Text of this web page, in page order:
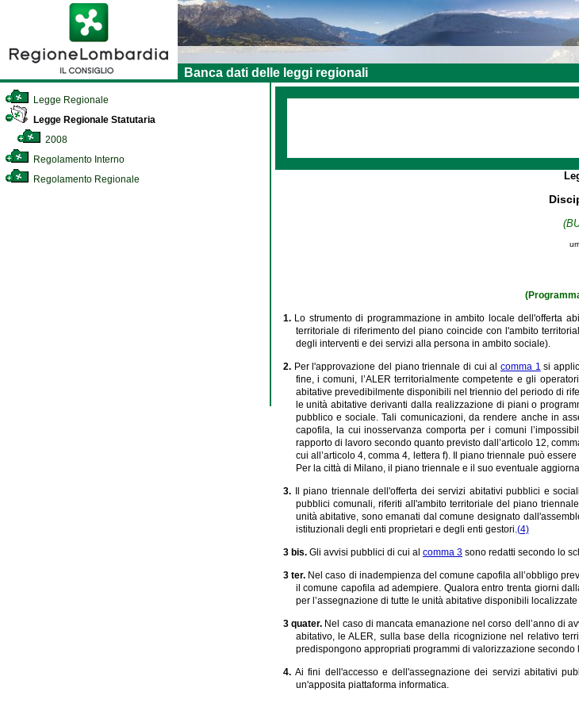
Banca dati delle leggi regionali
Legge Regionale
Legge Regionale Statutaria
2008
Regolamento Interno
Regolamento Regionale
1. Lo strumento di programmazione in ambito locale dell'offerta
territoriale di riferimento del piano coincide con l'ambito
degli interventi e dei servizi alla persona in ambito sociale).
2. Per l'approvazione del piano triennale di cui alcomma 1 si
fine, i comuni, l’ALER territorialmente competente e gli
abitative prevedibilmente disponibili nel triennio del periodo di
le unità abitative derivanti dalla realizzazione di piani o
pubblico e sociale. Tali comunicazioni, da rendere anche in
capofila, la cui inosservanza comporta per i comuni
rapporto di lavoro secondo quanto previsto dall’articolo 12,
cui all’articolo 4, comma 4, lettera f). Il piano triennale può
Per la città di Milano, il piano triennale e il suo eventuale
3.
Il piano triennale dell'offerta dei servizi abitativi pubblici e
pubblici comunali, riferiti all'ambito territoriale del piano
unità abitative, sono emanati dal comune designato
istituzionali degli enti proprietari e degli enti gestori.(4)
3 bis. Gli avvisi pubblici di cui al comma 3 sono redatti secondo lo
3 ter. Nel caso di inadempienza del comune capofila all’obbligo
il comune capofila ad adempiere. Qualora entro trenta giorni
per l’assegnazione di tutte le unità abitative disponibili
3 quater. Nel caso di mancata emanazione nel corso dell’anno di
abitativo, le ALER, sulla base della ricognizione nel relativo
predispongono appropriati programmi di valorizzazione secondo
4.Ai fini dell'accesso e dell'assegnazione dei servizi abitativi
un'apposita piattaforma informatica.